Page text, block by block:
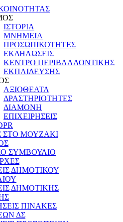
ΙΣΤΟΡΙΑ
ΜΝΗΜΕΙΑ
ΠΡΟΣΩΠΙΚΟΤΗΤΕΣ
ΕΚΔΗΛΩΣΕΙΣ
ΚΕΝΤΡΟ ΠΕΡΙΒΑΛΛΟΝΤΙΚΗΣ
ΕΚΠΑΙΔΕΥΣΗΣ
ΑΞΙΟΘΕΑΤΑ
ΔΡΑΣΤΗΡΙΟΤΗΤΕΣ
ΔΙΑΜΟΝΗ
ΕΠΙΧΕΙΡΗΣΕΙΣ
ΣΤΟ ΜΟΥΖΑΚΙ
ΣΥΜΒΟΥΛΙΟ
ΔΗΜΟΤΙΚΟΥ
ΔΗΜΟΤΙΚΗΣ
ΠΙΝΑΚΕΣ
ΔΣ